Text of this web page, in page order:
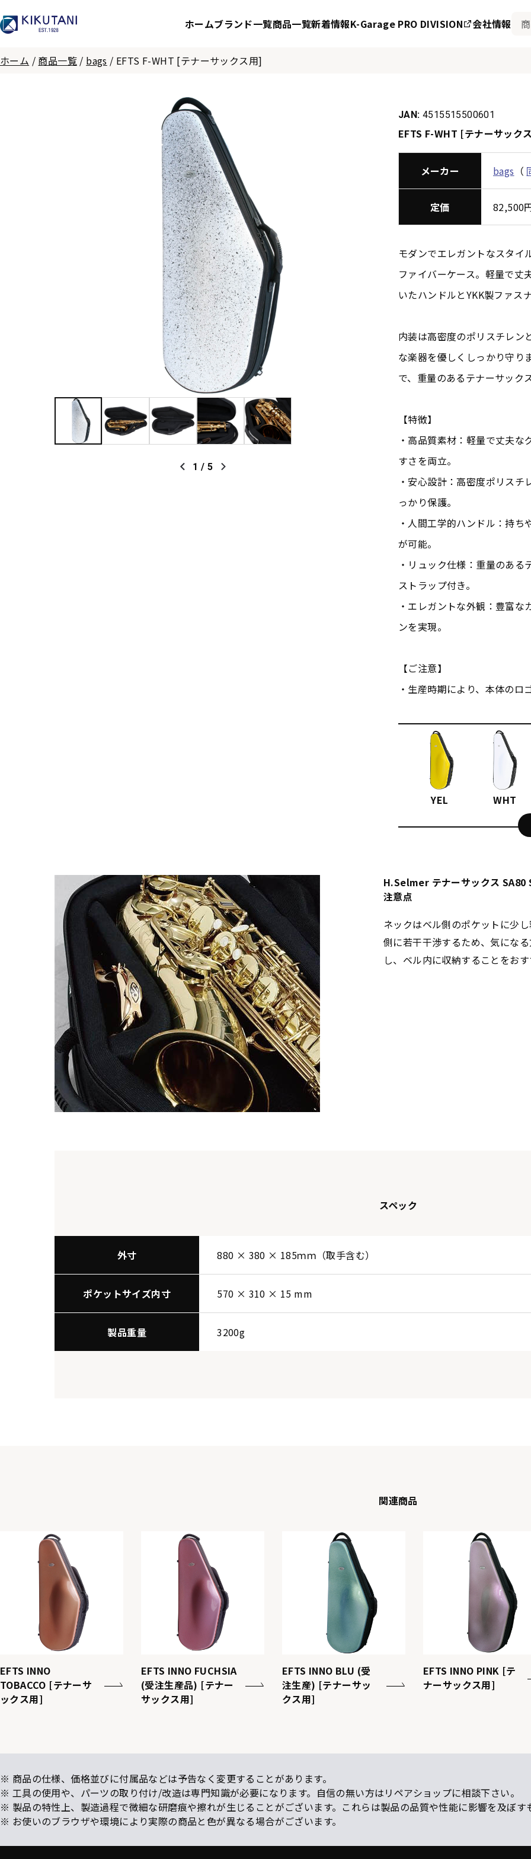
ホームブランド一覧商品一覧新着情報K-Garage PRO DIVISION 会社情報
ホーム / 商品一覧 / bags / EFTS F-WHT [テナーサックス用]
1 / 5
JAN: 4515515500601
EFTS F-WHT [テナーサック
メーカー bags （
定価 82,500
モダンでエレガントなスタイ
ファイバーケース。軽量で丈
いたハンドルとYKK製ファス
内装は高密度のポリスチレン
な楽器を優しくしっかり守り
で、重量のあるテナーサック
【特徴】
・高品質素材：軽量で丈夫
すさを両立。
・安心設計：高密度ポリス
っかり保護。
・人間工学的ハンドル：持
が可能。
・リュック仕様：重量のあ
ストラップ付き。
・エレガントな外観：豊富
ンを実現。
【ご注意】
・生産時期により、本体のロ
YEL WHT
F-WHT
H.Selmer テナーサックス SA80
注意点
ネックはベル側のポケットに少
側に若干干渉するため、気にな
し、ベル内に収納することをおす
スペック
外寸 880 × 380 × 185ｍｍ（取手含む）
ポケットサイズ内寸 570 × 310 × 15 mm
製品重量 3200g
関連商品
EFTS INNO
TOBACCO [テナーサ
ックス用]
EFTS INNO FUCHSIA
(受注生産品) [テナー
サックス用]
EFTS INNO BLU (受
注生産) [テナーサッ
クス用]
EFTS INNO PINK [テ
ナーサックス用]
※ 商品の仕様、価格並びに付属品などは予告なく変更することがあります。
※ 工具の使用や、パーツの取り付け/改造は専門知識が必要になります。自信の無い方はリペアショップに相談下さい。
※ 製品の特性上、製造過程で微細な研磨痕や擦れが生じることがございます。これらは製品の品質や性能に影響を及ぼす
※ お使いのブラウザや環境により実際の商品と色が異なる場合がございます。